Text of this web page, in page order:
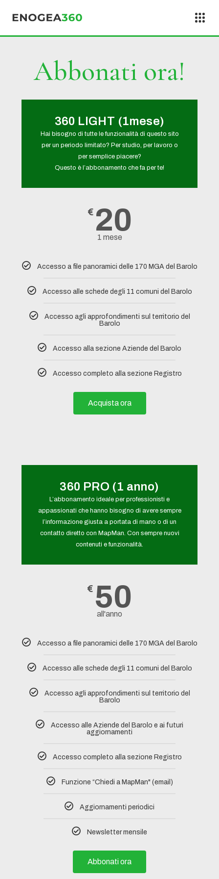
Abbonati ora!
360 LIGHT (1mese)
Hai bisogno di tutte le funzionalità di questo sito
per un periodo limitato? Per studio, per lavoro o
per semplice piacere?
Questo è l’abbonamento che fa per te!
€ 20
1 mese
Accesso a file panoramici delle 170 MGA del Barolo
Accesso alle schede degli 11 comuni del Barolo​
Accesso agli approfondimenti sul territorio del
Barolo
Accesso alla sezione Aziende del Barolo
Accesso completo alla sezione Registro
Acquista ora
360 PRO (1 anno)
L’abbonamento ideale per professionisti e
appassionati che hanno bisogno di avere sempre
l’informazione giusta a portata di mano o di un
contatto diretto con MapMan. Con sempre nuovi
contenuti e funzionalità.
€ 50
all'anno
Accesso a file panoramici delle 170 MGA del Barolo
Accesso alle schede degli 11 comuni del Barolo​
Accesso agli approfondimenti sul territorio del
Barolo
Accesso alle Aziende del Barolo e ai futuri
aggiornamenti
Accesso completo alla sezione Registro​
Funzione “Chiedi a MapMan" (email)
Aggiornamenti periodici
Newsletter mensile
Abbonati ora